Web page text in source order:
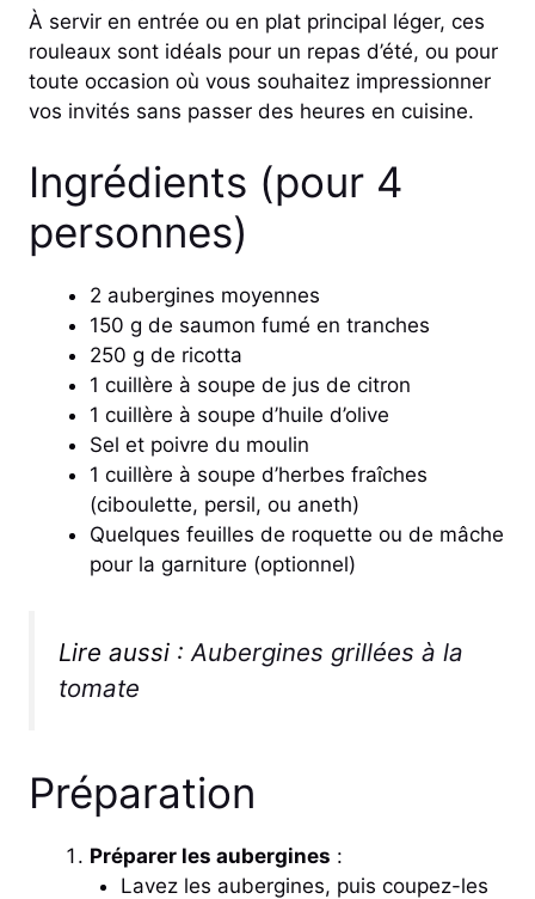
À servir en entrée ou en plat principal léger, ces
rouleaux sont idéals pour un repas d’été, ou pour
toute occasion où vous souhaitez impressionner
vos invités sans passer des heures en cuisine.
Ingrédients (pour 4
personnes)
2 aubergines moyennes
150 g de saumon fumé en tranches
250 g de ricotta
1 cuillère à soupe de jus de citron
1 cuillère à soupe d’huile d’olive
Sel et poivre du moulin
1 cuillère à soupe d’herbes fraîches
(ciboulette, persil, ou aneth)
Quelques feuilles de roquette ou de mâche
pour la garniture (optionnel)
Lire aussi : Aubergines grillées à la
tomate
Préparation
Préparer les aubergines :
Lavez les aubergines, puis coupez-les